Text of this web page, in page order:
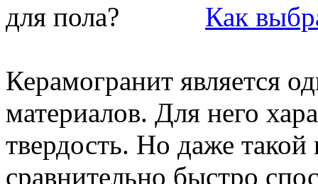
Как
Керамогранит является
материалов. Для него
твердость. Но даже такой
сравнительно быстро